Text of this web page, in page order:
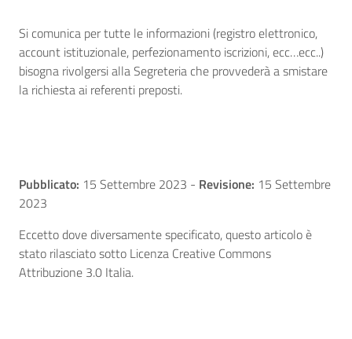
Si comunica per tutte le informazioni (registro elettronico,
account istituzionale, perfezionamento iscrizioni, ecc…ecc..)
bisogna rivolgersi alla Segreteria che provvederà a smistare
la richiesta ai referenti preposti.
Pubblicato: 15 Settembre 2023 - Revisione: 15 Settembre
2023
Eccetto dove diversamente specificato, questo articolo è
stato rilasciato sotto Licenza Creative Commons
Attribuzione 3.0 Italia.